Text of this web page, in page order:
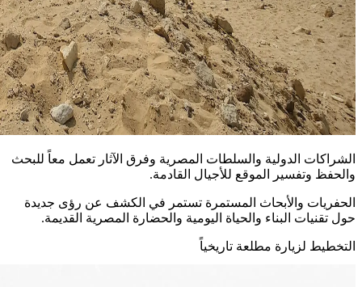
الشراكات الدولية والسلطات المصرية وفرق الآثار تعمل معاً للبحث
والحفظ وتفسير الموقع للأجيال القادمة.
الحفريات والأبحاث المستمرة تستمر في الكشف عن رؤى جديدة
حول تقنيات البناء والحياة اليومية والحضارة المصرية القديمة.
التخطيط لزيارة مطلعة تاريخياً